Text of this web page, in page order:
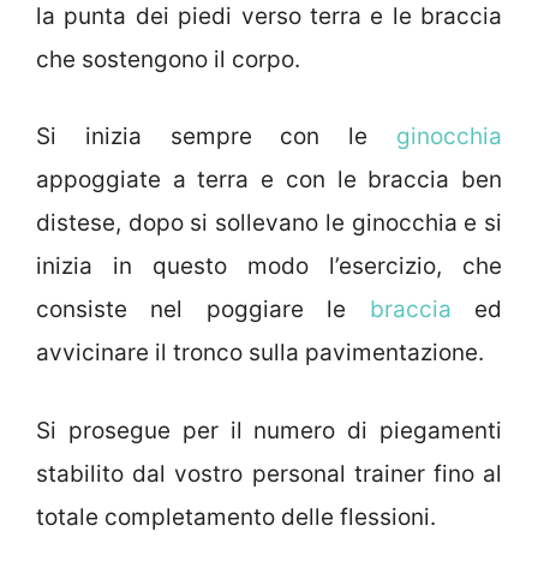
la punta dei piedi verso terra e le braccia
che sostengono il corpo.
Si inizia sempre con le ginocchia
appoggiate a terra e con le braccia ben
distese, dopo si sollevano le ginocchia e si
inizia in questo modo l’esercizio, che
consiste nel poggiare le braccia ed
avvicinare il tronco sulla pavimentazione.
Si prosegue per il numero di piegamenti
stabilito dal vostro personal trainer fino al
totale completamento delle flessioni.